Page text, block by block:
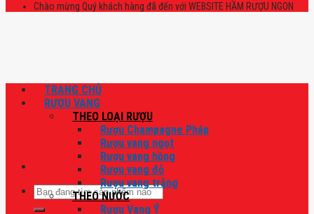
Chào mừng Quý khách hàng đã đến với WEBSITE HẦM RƯỢU NGON
Tìm
kiếm:
TRANG CHỦ
RƯỢU VANG
THEO LOẠI RƯỢU
Rượu Champagne Pháp
Rượu vang ngọt
Rượu vang hồng
Rượu vang đỏ
Rượu vang trắng
THEO NƯỚC
Rượu Vang Ý